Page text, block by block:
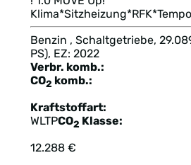
Benzin , Schaltgetriebe,
PS), EZ: 2022
Verbr. komb.:
CO2 komb.:
Kraftstoffart:
WLTPCO2 Klasse:
12.288 €